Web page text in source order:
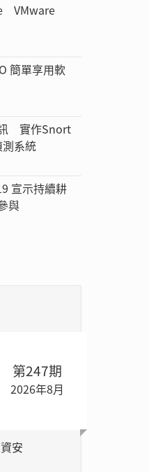
VMware
簡單享用軟
實作Snort
測系統
宣示持續耕
與
第247期
2026年8月
安